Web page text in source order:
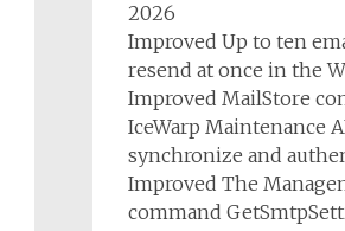
2026
Improved Up to ten
resend at once in the
Improved MailStore
IceWarp Maintenance
synchronize and
Improved The
command